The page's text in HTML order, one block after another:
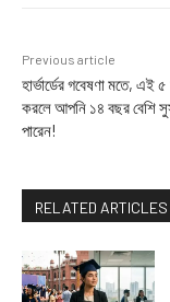
Previous article
হার্ভার্ডের গবেষণা মতে, এই
করলে আপনি ১৪ বছর বেশি
পারেন!
RELATED ARTICLES